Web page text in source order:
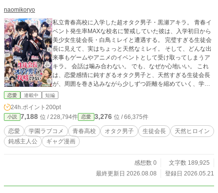
naomikoryo
私立青春高校に入学した超オタク男子・黒瀬アキラ。 青春イ
ベント発生率MAXな校名に警戒していた彼は、入学初日から
美少女生徒会長・白鳥ミレイと遭遇する。 完璧すぎる生徒会
長に見えて、実はちょっと天然なミレイ。 そして、どんな出
来事もゲームやアニメのイベントとして受け取ってしまうア
キラ。 会話は噛み合わない。 でも、なぜか心地いい。 これ
は、恋愛感情に鈍すぎるオタク男子と、天然すぎる生徒会長
が、周囲を巻き込みながら少しずつ距離を縮めていく、学園
ラブコメ4コマ漫画風。
恋愛 連載中 短編
24h.ポイント 200pt
小説 7,188 位 / 228,794件 恋愛 3,276 位 / 66,375件
恋愛 学園ラブコメ 青春高校 オタク男子 生徒会長
天然ヒロイン
鈍感主人公
ギャグ漫画
感想数 0
文字数 189,925
最終更新日 2026.08.08
登録日 2026.05.21